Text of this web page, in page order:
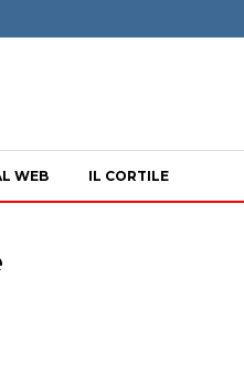
WEB IL CORTILE